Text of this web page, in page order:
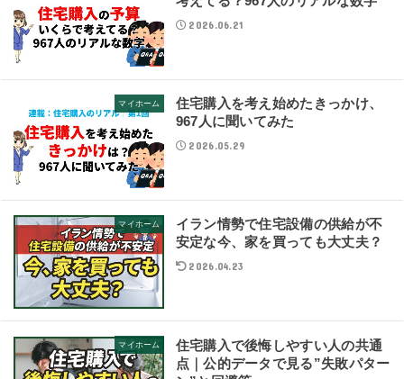
2026.06.21
マイホーム
住宅購入を考え始めたきっかけ、
967人に聞いてみた
2026.05.29
マイホーム
イラン情勢で住宅設備の供給が不
安定な今、家を買っても大丈夫？
2026.04.23
マイホーム
住宅購入で後悔しやすい人の共通
点｜公的データで見る”失敗パター